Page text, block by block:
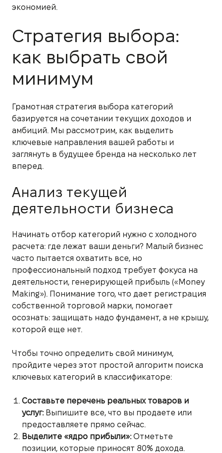
экономией.
Стратегия выбора:
как выбрать свой
минимум
Грамотная стратегия выбора категорий
базируется на сочетании текущих доходов и
амбиций. Мы рассмотрим, как выделить
ключевые направления вашей работы и
заглянуть в будущее бренда на несколько лет
вперед.
Анализ текущей
деятельности бизнеса
Начинать отбор категорий нужно с холодного
расчета: где лежат ваши деньги? Малый бизнес
часто пытается охватить все, но
профессиональный подход требует фокуса на
деятельности, генерирующей прибыль («Money
Making»). Понимание того, что дает регистрация
собственной торговой марки, помогает
осознать: защищать надо фундамент, а не крышу,
которой еще нет.
Чтобы точно определить свой минимум,
пройдите через этот простой алгоритм поиска
ключевых категорий в классификаторе:
Составьте перечень реальных товаров и
услуг:Выпишите все, что вы продаете или
предоставляете прямо сейчас.
Выделите «ядро прибыли»:Отметьте
позиции, которые приносят 80% дохода.